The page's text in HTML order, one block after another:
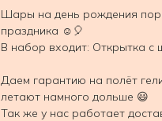
Шары на день рождения
праздника ☺️🎈
В набор входит: Открытка с
Даем гарантию на полёт
летают намного дольше 😃
Так же у нас работает